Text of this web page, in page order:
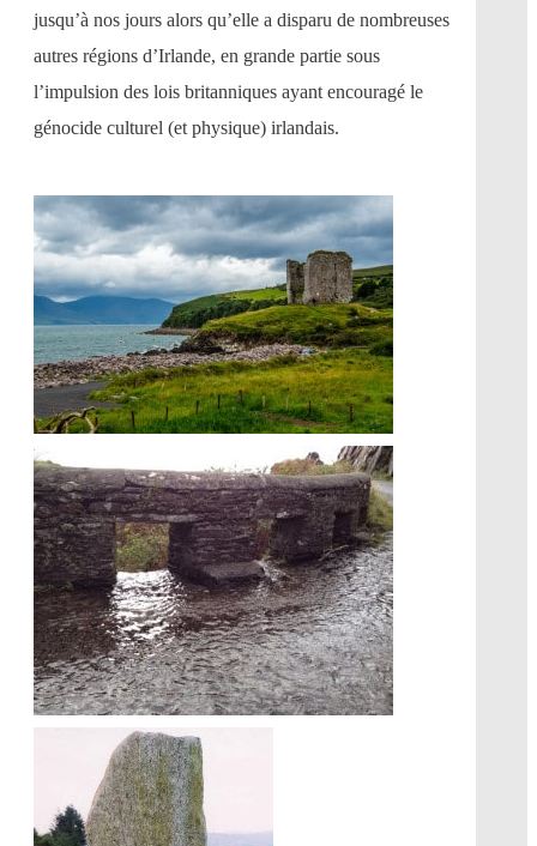
jusqu’à nos jours alors qu’elle a disparu de nombreuses
autres régions d’Irlande, en grande partie sous
l’impulsion des lois britanniques ayant encouragé le
génocide culturel (et physique) irlandais.